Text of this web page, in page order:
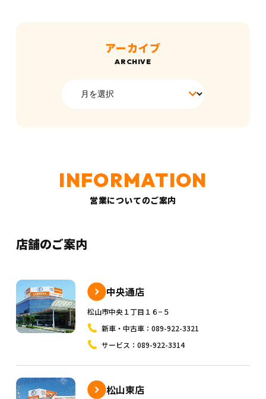
アーカイブ
営業についてのご案内
店舗のご案内
中央通店
松山市中央１丁目１６−５
新車・中古車： 089-922-3321
サービス： 089-922-3314
松山東店